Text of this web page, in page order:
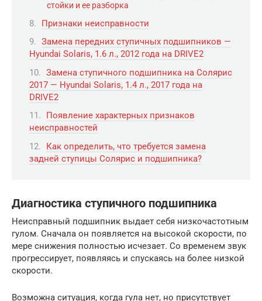
стойки и ее разборка
Признаки неисправности
Замена передних ступичных подшипников —
Hyundai Solaris, 1.6 л., 2012 года на DRIVE2
Замена ступичного подшипника на Солярис
2017 — Hyundai Solaris, 1.4 л., 2017 года на
DRIVE2
Появление характерных признаков
неисправностей
Как определить, что требуется замена
задней ступицы Солярис и подшипника?
Диагностика ступичного подшипника
Неисправный подшипник выдает себя низкочастотным
гулом. Сначала он появляется на высокой скорости, по
мере снижения полностью исчезает. Со временем звук
прогрессирует, появляясь и спускаясь на более низкой
скорости.
Возможна ситуация, когда гула нет, но присутствует